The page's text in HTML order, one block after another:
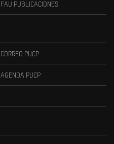
FAU PUBLICACIONES
CORREO PUCP
AGENDA PUCP